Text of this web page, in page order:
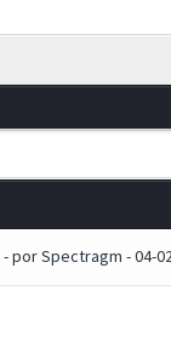
- porSpectragm - 04-